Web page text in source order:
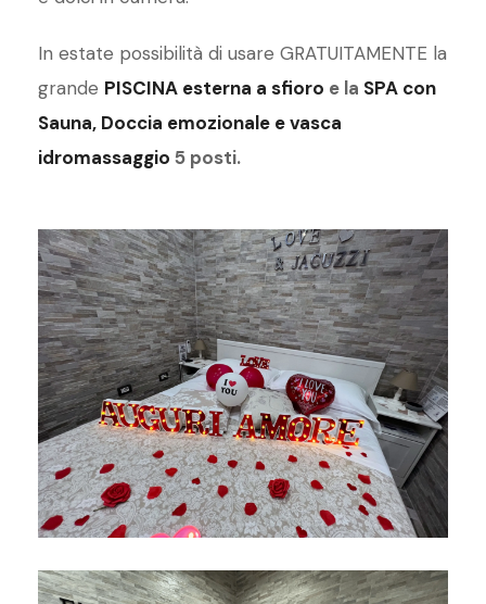
In estate possibilità di usare GRATUITAMENTE la
grande PISCINA esterna a sfioro e la SPA con
Sauna, Doccia emozionale e vasca
idromassaggio 5 posti.